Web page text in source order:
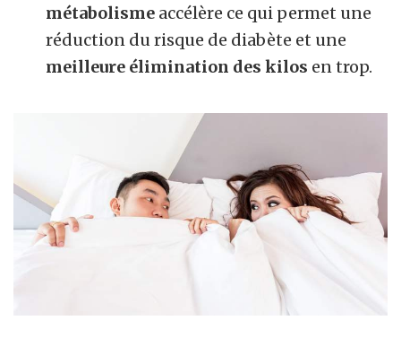
métabolisme accélère ce qui permet une
réduction du risque de diabète et une
meilleure élimination des kilos en trop.